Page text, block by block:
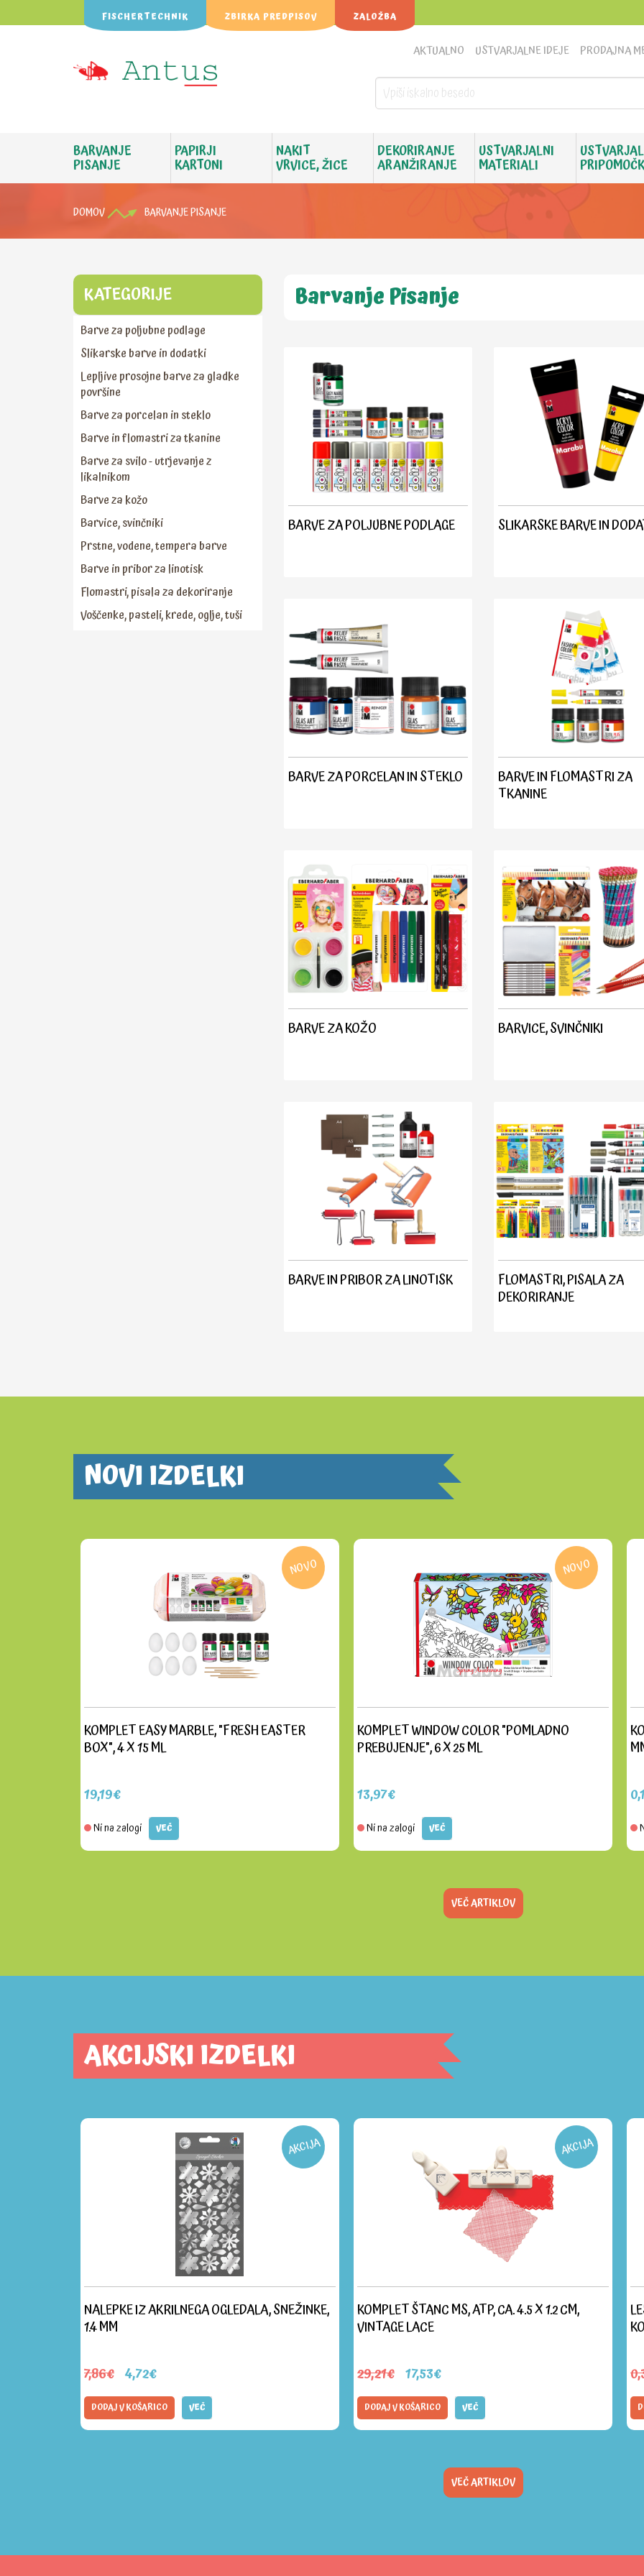
FISCHERTECHNIK ZBIRKA PREDPISOV ZALOŽBA
PRODAJNA
USTVARJALNE IDEJE
AKTUALNO
BARVANJE
PISANJE
PAPIRJI
KARTONI
NAKIT
VRVICE, ŽICE
DEKORIRANJE
ARANŽIRANJE
USTVARJALNI
MATERIALI
DOMOV BARVANJE PISANJE
KATEGORIJE
Barve za poljubne podlage
Slikarske barve in dodatki
Lepljive prosojne barve za gladke
površine
Barve za porcelan in steklo
Barve in flomastri za tkanine
Barve za svilo - utrjevanje z
likalnikom
Barve za kožo
Barvice, svinčniki
Prstne, vodene, tempera barve
Barve in pribor za linotisk
Flomastri, pisala za dekoriranje
Voščenke, pasteli, krede, oglje, tuši
Barvanje Pisanje
BARVE ZA POLJUBNE PODLAGE SLIKARSKE BARVE IN
BARVE ZA PORCELAN IN STEKLO
BARVE IN FLOMASTRI ZA
TKANINE
BARVE ZA KOŽO BARVICE, SVINČNIKI
BARVE IN PRIBOR ZA LINOTISK
FLOMASTRI, PISALA ZA
DEKORIRANJE
NOVI IZDELKI
NOVO
KOMPLET EASY MARBLE, "FRESH EASTER
BOX", 4 X 15 ML
19,19€
Ni na zalogi VEČ
NOVO
KOMPLET WINDOW COLOR "POMLADNO
PREBUJENJE", 6 X 25 ML
13,97€
Ni na zalogi VEČ
VEČ ARTIKLOV
AKCIJSKI IZDELKI
AKCIJA
NALEPKE IZ AKRILNEGA OGLEDALA, SNEŽINKE,
1.4 MM
7,86€ 4,72€
DODAJ V KOŠARICO VEČ
AKCIJA
KOMPLET ŠTANC MS, ATP, CA. 4.5 X 1.2 CM,
VINTAGE LACE
29,21€ 17,53€
DODAJ V KOŠARICO VEČ
VEČ ARTIKLOV